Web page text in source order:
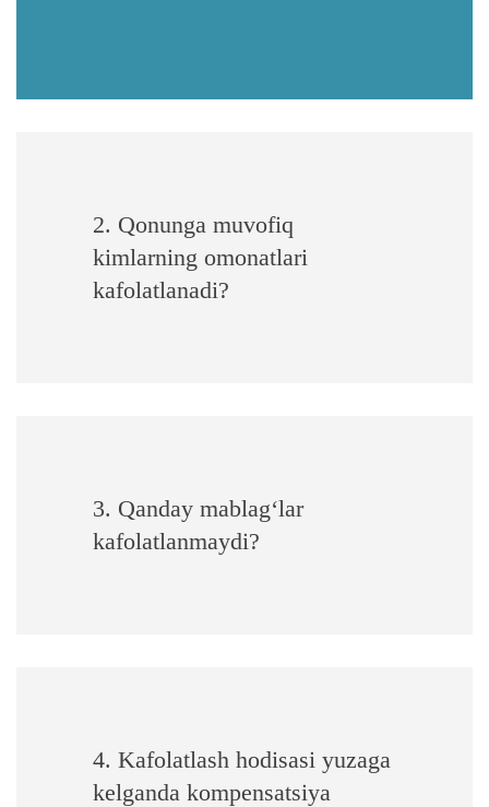
2. Qonunga muvofiq
kimlarning omonatlari
kafolatlanadi?
3. Qanday mablag‘lar
kafolatlanmaydi?
4. Kafolatlash hodisasi yuzaga
kelganda kompensatsiya